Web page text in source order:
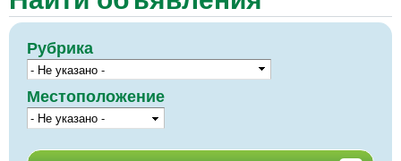
Рубрика
Местоположение